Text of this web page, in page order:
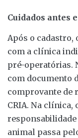
Cuidados antes
Após o
com a clínica
pré-operatórias.
com documento
comprovante de
CRIA. Na clínica,
animal passa